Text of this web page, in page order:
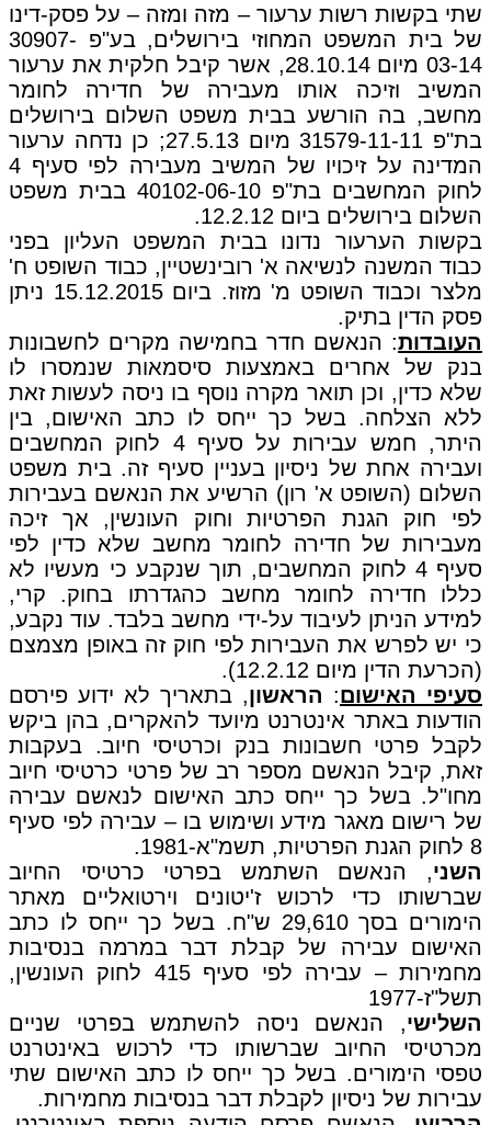
שתי בקשות רשות ערעור – מזה ומזה – על פסק-דינו
של בית המשפט המחוזי בירושלים, בע"פ 30907-
03-14 מיום 28.10.14, אשר קיבל חלקית את ערעור
המשיב וזיכה אותו מעבירה של חדירה לחומר
מחשב, בה הורשע בבית משפט השלום בירושלים
בת"פ 31579-11-11 מיום 27.5.13; כן נדחה ערעור
המדינה על זיכויו של המשיב מעבירה לפי סעיף 4
לחוק המחשבים בת"פ 40102-06-10 בבית משפט
השלום בירושלים ביום 12.2.12.
בקשות הערעור נדונו בבית המשפט העליון בפני
כבוד המשנה לנשיאה א' רובינשטיין, כבוד השופט ח'
מלצר וכבוד השופט מ' מזוז. ביום 15.12.2015 ניתן
פסק הדין בתיק.
העובדות: הנאשם חדר בחמישה מקרים לחשבונות
בנק של אחרים באמצעות סיסמאות שנמסרו לו
שלא כדין, וכן תואר מקרה נוסף בו ניסה לעשות זאת
ללא הצלחה. בשל כך ייחס לו כתב האישום, בין
היתר, חמש עבירות על סעיף 4 לחוק המחשבים
ועבירה אחת של ניסיון בעניין סעיף זה. בית משפט
השלום (השופט א' רון) הרשיע את הנאשם בעבירות
לפי חוק הגנת הפרטיות וחוק העונשין, אך זיכה
מעבירות של חדירה לחומר מחשב שלא כדין לפי
סעיף 4 לחוק המחשבים, תוך שנקבע כי מעשיו לא
כללו חדירה לחומר מחשב כהגדרתו בחוק. קרי,
למידע הניתן לעיבוד על-ידי מחשב בלבד. עוד נקבע,
כי יש לפרש את העבירות לפי חוק זה באופן מצמצם
(הכרעת הדין מיום 12.2.12).
סעיפי האישום: הראשון, בתאריך לא ידוע פירסם
הודעות באתר אינטרנט מיועד להאקרים, בהן ביקש
לקבל פרטי חשבונות בנק וכרטיסי חיוב. בעקבות
זאת, קיבל הנאשם מספר רב של פרטי כרטיסי חיוב
מחו"ל. בשל כך ייחס כתב האישום לנאשם עבירה
של רישום מאגר מידע ושימוש בו – עבירה לפי סעיף
8 לחוק הגנת הפרטיות, תשמ"א-1981.
השני, הנאשם השתמש בפרטי כרטיסי החיוב
שברשותו כדי לרכוש ז'יטונים וירטואליים מאתר
הימורים בסך 29,610 ש"ח. בשל כך ייחס לו כתב
האישום עבירה של קבלת דבר במרמה בנסיבות
מחמירות – עבירה לפי סעיף 415 לחוק העונשין,
תשל"ז-1977
השלישי, הנאשם ניסה להשתמש בפרטי שניים
מכרטיסי החיוב שברשותו כדי לרכוש באינטרנט
טפסי הימורים. בשל כך ייחס לו כתב האישום שתי
עבירות של ניסיון לקבלת דבר בנסיבות מחמירות.